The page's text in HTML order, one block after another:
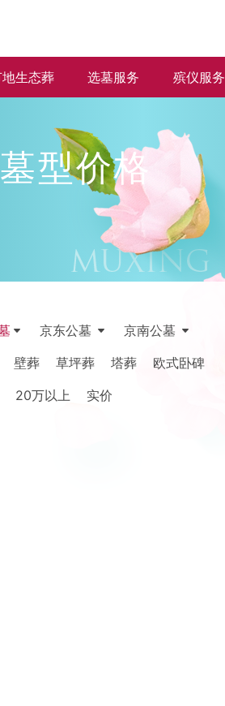
生态葬 选墓服务 殡仪服务
型价格
京东公墓
京南公墓
壁葬 草坪葬 塔葬
欧式卧碑
20万以上 实价